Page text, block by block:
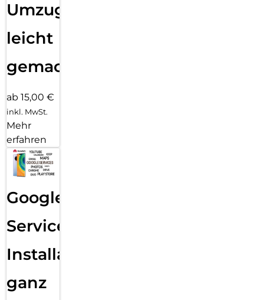
Umzug
leicht
gemacht!
ab 15,00 €
inkl. MwSt.
Mehr
erfahren
Google
Services
Installation
ganz